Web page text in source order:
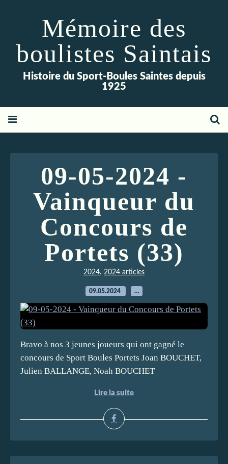
Mémoire des
boulistes Saintais
Histoire du Sport-Boules Saintes depuis
1925
09-05-2024 -
Vainqueur du
Concours de
Portets (33)
2024, 2024 articles
09.05.2024 …
Bravo à nos 3 jeunes joueurs qui ont gagné le
concours de Sport Boules Portets Joan BOUCHET,
Julien BALLANGE, Noah BOUCHET
Lire la suite